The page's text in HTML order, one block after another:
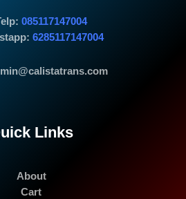
085117147004
6285117147004
Links
About
Cart